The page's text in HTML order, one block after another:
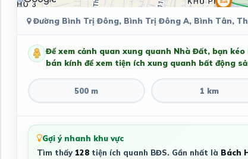
Đường Bình Trị Đông, Bình Trị Đông A, Bình Tân,
Để xem cảnh quan xung quanh Nhà Đất, bạn
bán kính để xem tiện ích xung quanh bất động
500 m 1 km
Gợi ý nhanh khu vực
Tìm thấy 128tiện ích quanh BĐS. Gần nhất là Bách